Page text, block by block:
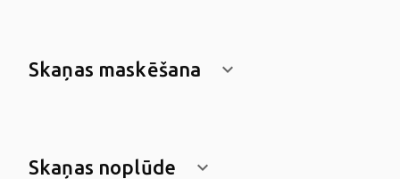
Skaņas maskēšana keyboard_arrow_down
Skaņas noplūde keyboard_arrow_down